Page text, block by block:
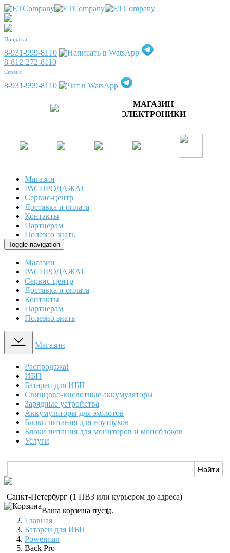
Продажи
8-931-999-8110
8-812-272-8110
Сервис
8-931-999-8110
МАГАЗИН
ЭЛЕКТРОНИКИ
Магазин
РАСПРОДАЖА!
Сервис-центр
Доставка и оплата
Контакты
Партнерам
Полезно знать
Toggle navigation
Магазин
РАСПРОДАЖА!
Сервис-центр
Доставка и оплата
Контакты
Партнерам
Полезно знать
Магазин
Распродажа!
ИБП
Батареи для ИБП
Свинцово-кислотные аккумуляторы
Зарядные устройства
Аккумуляторы для эхолотов
Блоки питания для ноутбуков
Блоки питания для мониторов и моноблоков
Услуги
Санкт-Петербург (1 ПВЗ или курьером до адреса)
Ваша корзина пуста.
Главная
Батареи для ИБП
Powerman
Back Pro